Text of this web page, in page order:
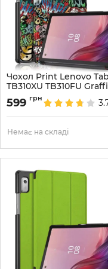
Чохол Print Lenovo
TB310XU TB310FU
Артикул:6736
599 грн
Немає на складі